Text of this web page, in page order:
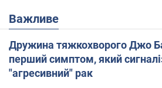
Важливе
Дружина тяжкохворого Джо
перший симптом, який
"агресивний" рак